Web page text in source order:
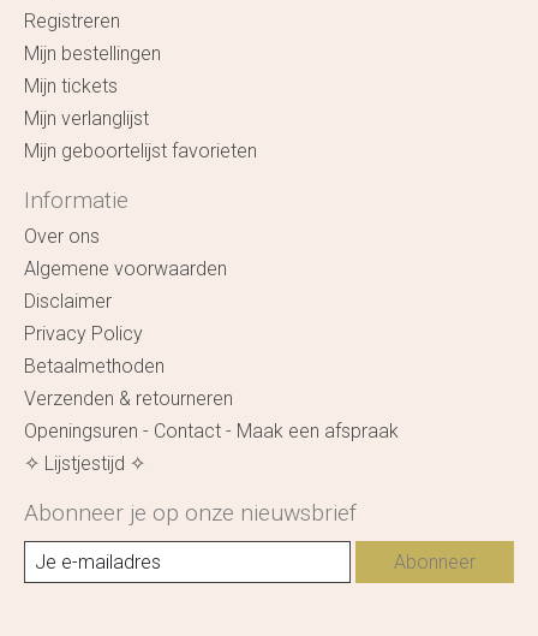
Registreren
Mijn bestellingen
Mijn tickets
Mijn verlanglijst
Mijn geboortelijst favorieten
Informatie
Over ons
Algemene voorwaarden
Disclaimer
Privacy Policy
Betaalmethoden
Verzenden & retourneren
Openingsuren - Contact - Maak een afspraak
✧ Lijstjestijd ✧
Abonneer je op onze nieuwsbrief
Abonneer